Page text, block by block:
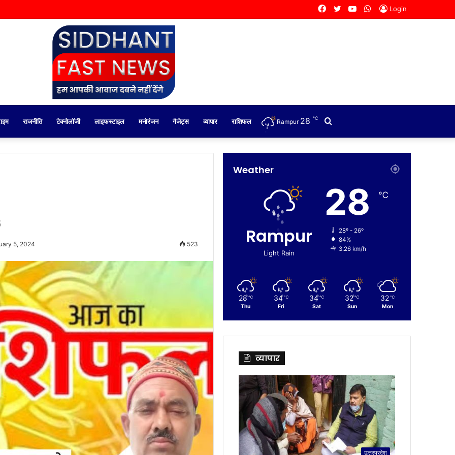
Login
WhatsApp
YouTube
Twitter
Facebook
राजनीति टेक्नोलॉजी लाइफस्टाइल मनोरंजन गैजेट्स व्यापार राशिफल
for
Rampur 28 ℃
5, 2024 523
Weather
Rampur
Light Rain
28 ℃
28º - 26º
84%
3.26 km/h
28 ℃
Thu
34 ℃
Fri
34 ℃
Sat
32 ℃
Sun
32 ℃
Mon
व्यापार
उत्तरप्रदेश